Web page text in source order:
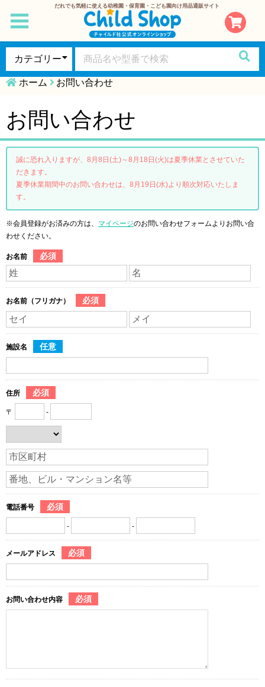
だれでも気軽に使える幼稚園・保育園・こども園向け用品通販サイト
toggle
navigation
ホーム お問い合わせ
お問い合わせ
誠に恐れ入りますが、8月8日(土)～8月18日(火)は夏季休業とさせていた
だきます。
夏季休業期間中のお問い合わせは、8月19日(水)より順次対応いたしま
す。
※会員登録がお済みの方は、 マイページのお問い合わせフォームよりお問い合
わせください。
お名前 必須
お名前（フリガナ） 必須
施設名 任意
住所 必須
〒 -
電話番号 必須
- -
メールアドレス 必須
お問い合わせ内容 必須